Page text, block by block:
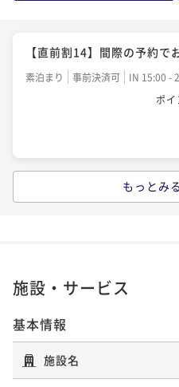
【直前割14】間際の予約で
素泊まり 事前決済可
IN 15:00 -
ポ
【一日一組限定】坪庭を望
【早割30】早期予約でお得
素泊まり 事前決済可
IN 15:00 -
もっとみ
施設・サービス
基本情報
施設名